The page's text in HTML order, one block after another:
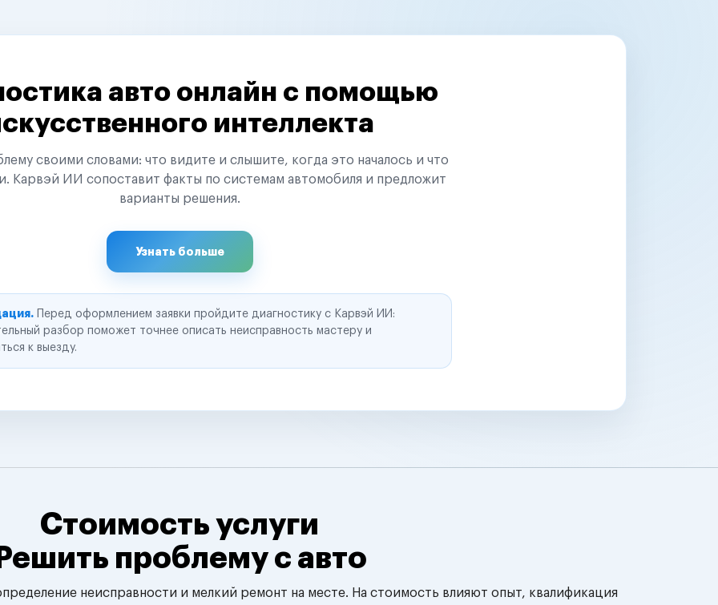
авто онлайн с помощью
интеллекта
своими словами: что видите и слышите, когда это началось и что
Карвэй ИИ сопоставит факты по системам автомобиля и предложит
варианты решения.
Узнать больше
Перед оформлением заявки пройдите диагностику с Карвэй ИИ:
разбор поможет точнее описать неисправность мастеру и
к выезду.
Стоимость услуги
Решить проблему с авто
неисправности и мелкий ремонт на месте. На стоимость влияют опыт, квалификация